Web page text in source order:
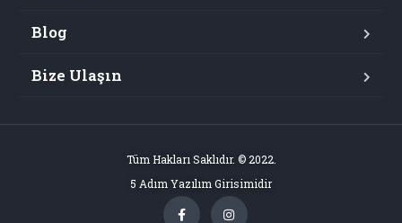
Blog
Bize Ulaşın
Tüm Hakları Saklıdır. © 2022.
5 Adım Yazılım Girisimidir